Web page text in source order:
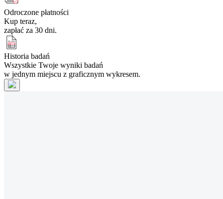
Odroczone płatności
Kup teraz,
zapłać za 30 dni.
Historia badań
Wszystkie Twoje wyniki badań
w jednym miejscu z graficznym wykresem.